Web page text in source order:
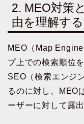
2. MEO対策
由を理解する
MEO（Map
プ上での検索順位
SEO（検索エンジ
るのに対し、MEO
ーザーに対して露